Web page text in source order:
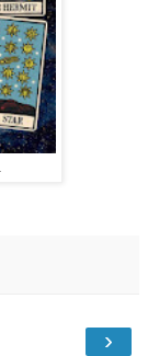
›